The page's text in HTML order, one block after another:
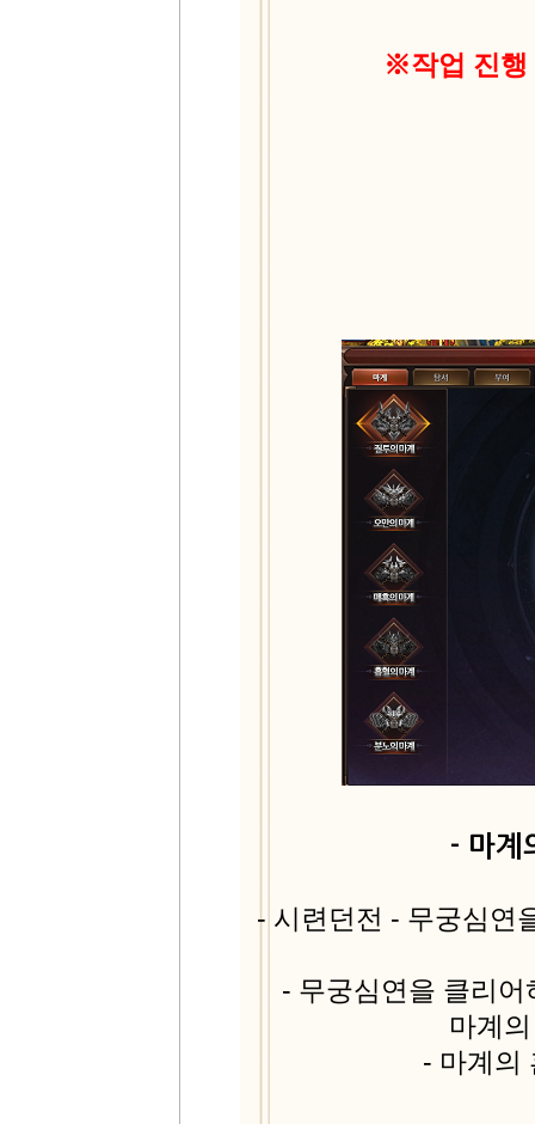
※작업 진행
- 마계
- 시련던전 - 무궁심연
- 무궁심연을 클리
마계
- 마계의